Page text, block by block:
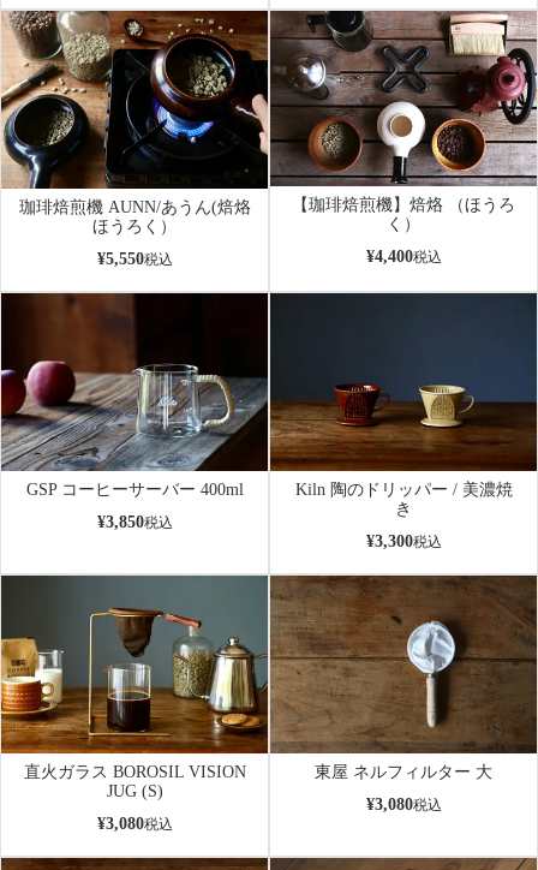
珈琲焙煎機 AUNN/あうん(焙烙
ほうろく）
¥5,550税込
【珈琲焙煎機】焙烙 （ほうろ
く）
¥4,400税込
GSP コーヒーサーバー 400ml
¥3,850税込
Kiln 陶のドリッパー / 美濃焼
き
¥3,300税込
直火ガラス BOROSIL VISION
JUG (S)
¥3,080税込
東屋 ネルフィルター 大
¥3,080税込